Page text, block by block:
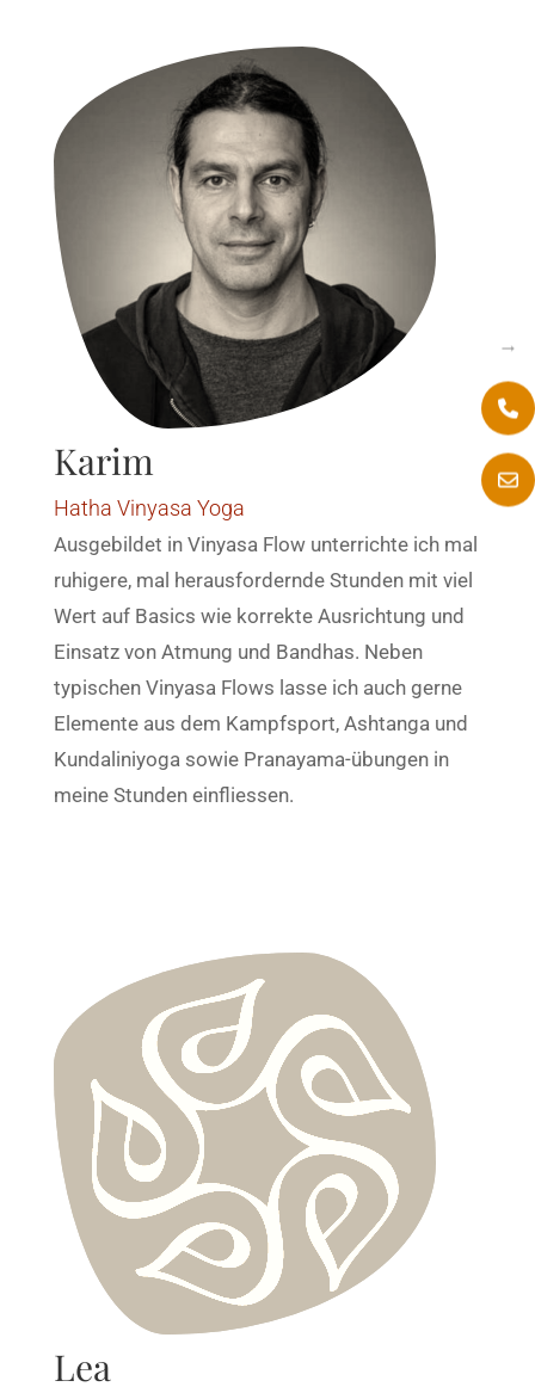
Karim
Hatha Vinyasa Yoga
Ausgebildet in Vinyasa Flow unterrichte ich mal
ruhigere, mal herausfordernde Stunden mit viel
Wert auf Basics wie korrekte Ausrichtung und
Einsatz von Atmung und Bandhas. Neben
typischen Vinyasa Flows lasse ich auch gerne
Elemente aus dem Kampfsport, Ashtanga und
Kundaliniyoga sowie Pranayama-übungen in
meine Stunden einfliessen.
Lea
→